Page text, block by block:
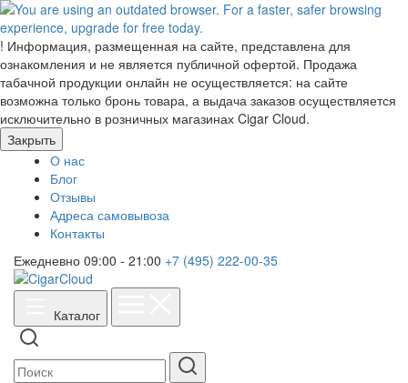
! Информация, размещенная на сайте, представлена для
ознакомления и не является публичной офертой. Продажа
табачной продукции онлайн не осуществляется: на сайте
возможна только бронь товара, а выдача заказов осуществляется
исключительно в розничных магазинах Cigar Cloud.
Закрыть
О нас
Блог
Отзывы
Адреса самовывоза
Контакты
Ежедневно 09:00 - 21:00 +7 (495) 222-00-35
Каталог